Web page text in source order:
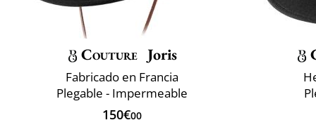
Couture Joris
Fabricado en Francia
Plegable - Impermeable
150€00